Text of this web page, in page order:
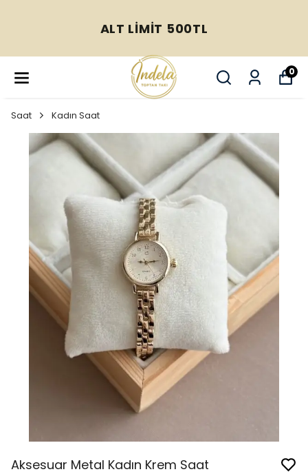
ALT LİMİT 500TL
0
Saat Kadın Saat
Aksesuar Metal Kadın Krem Saat